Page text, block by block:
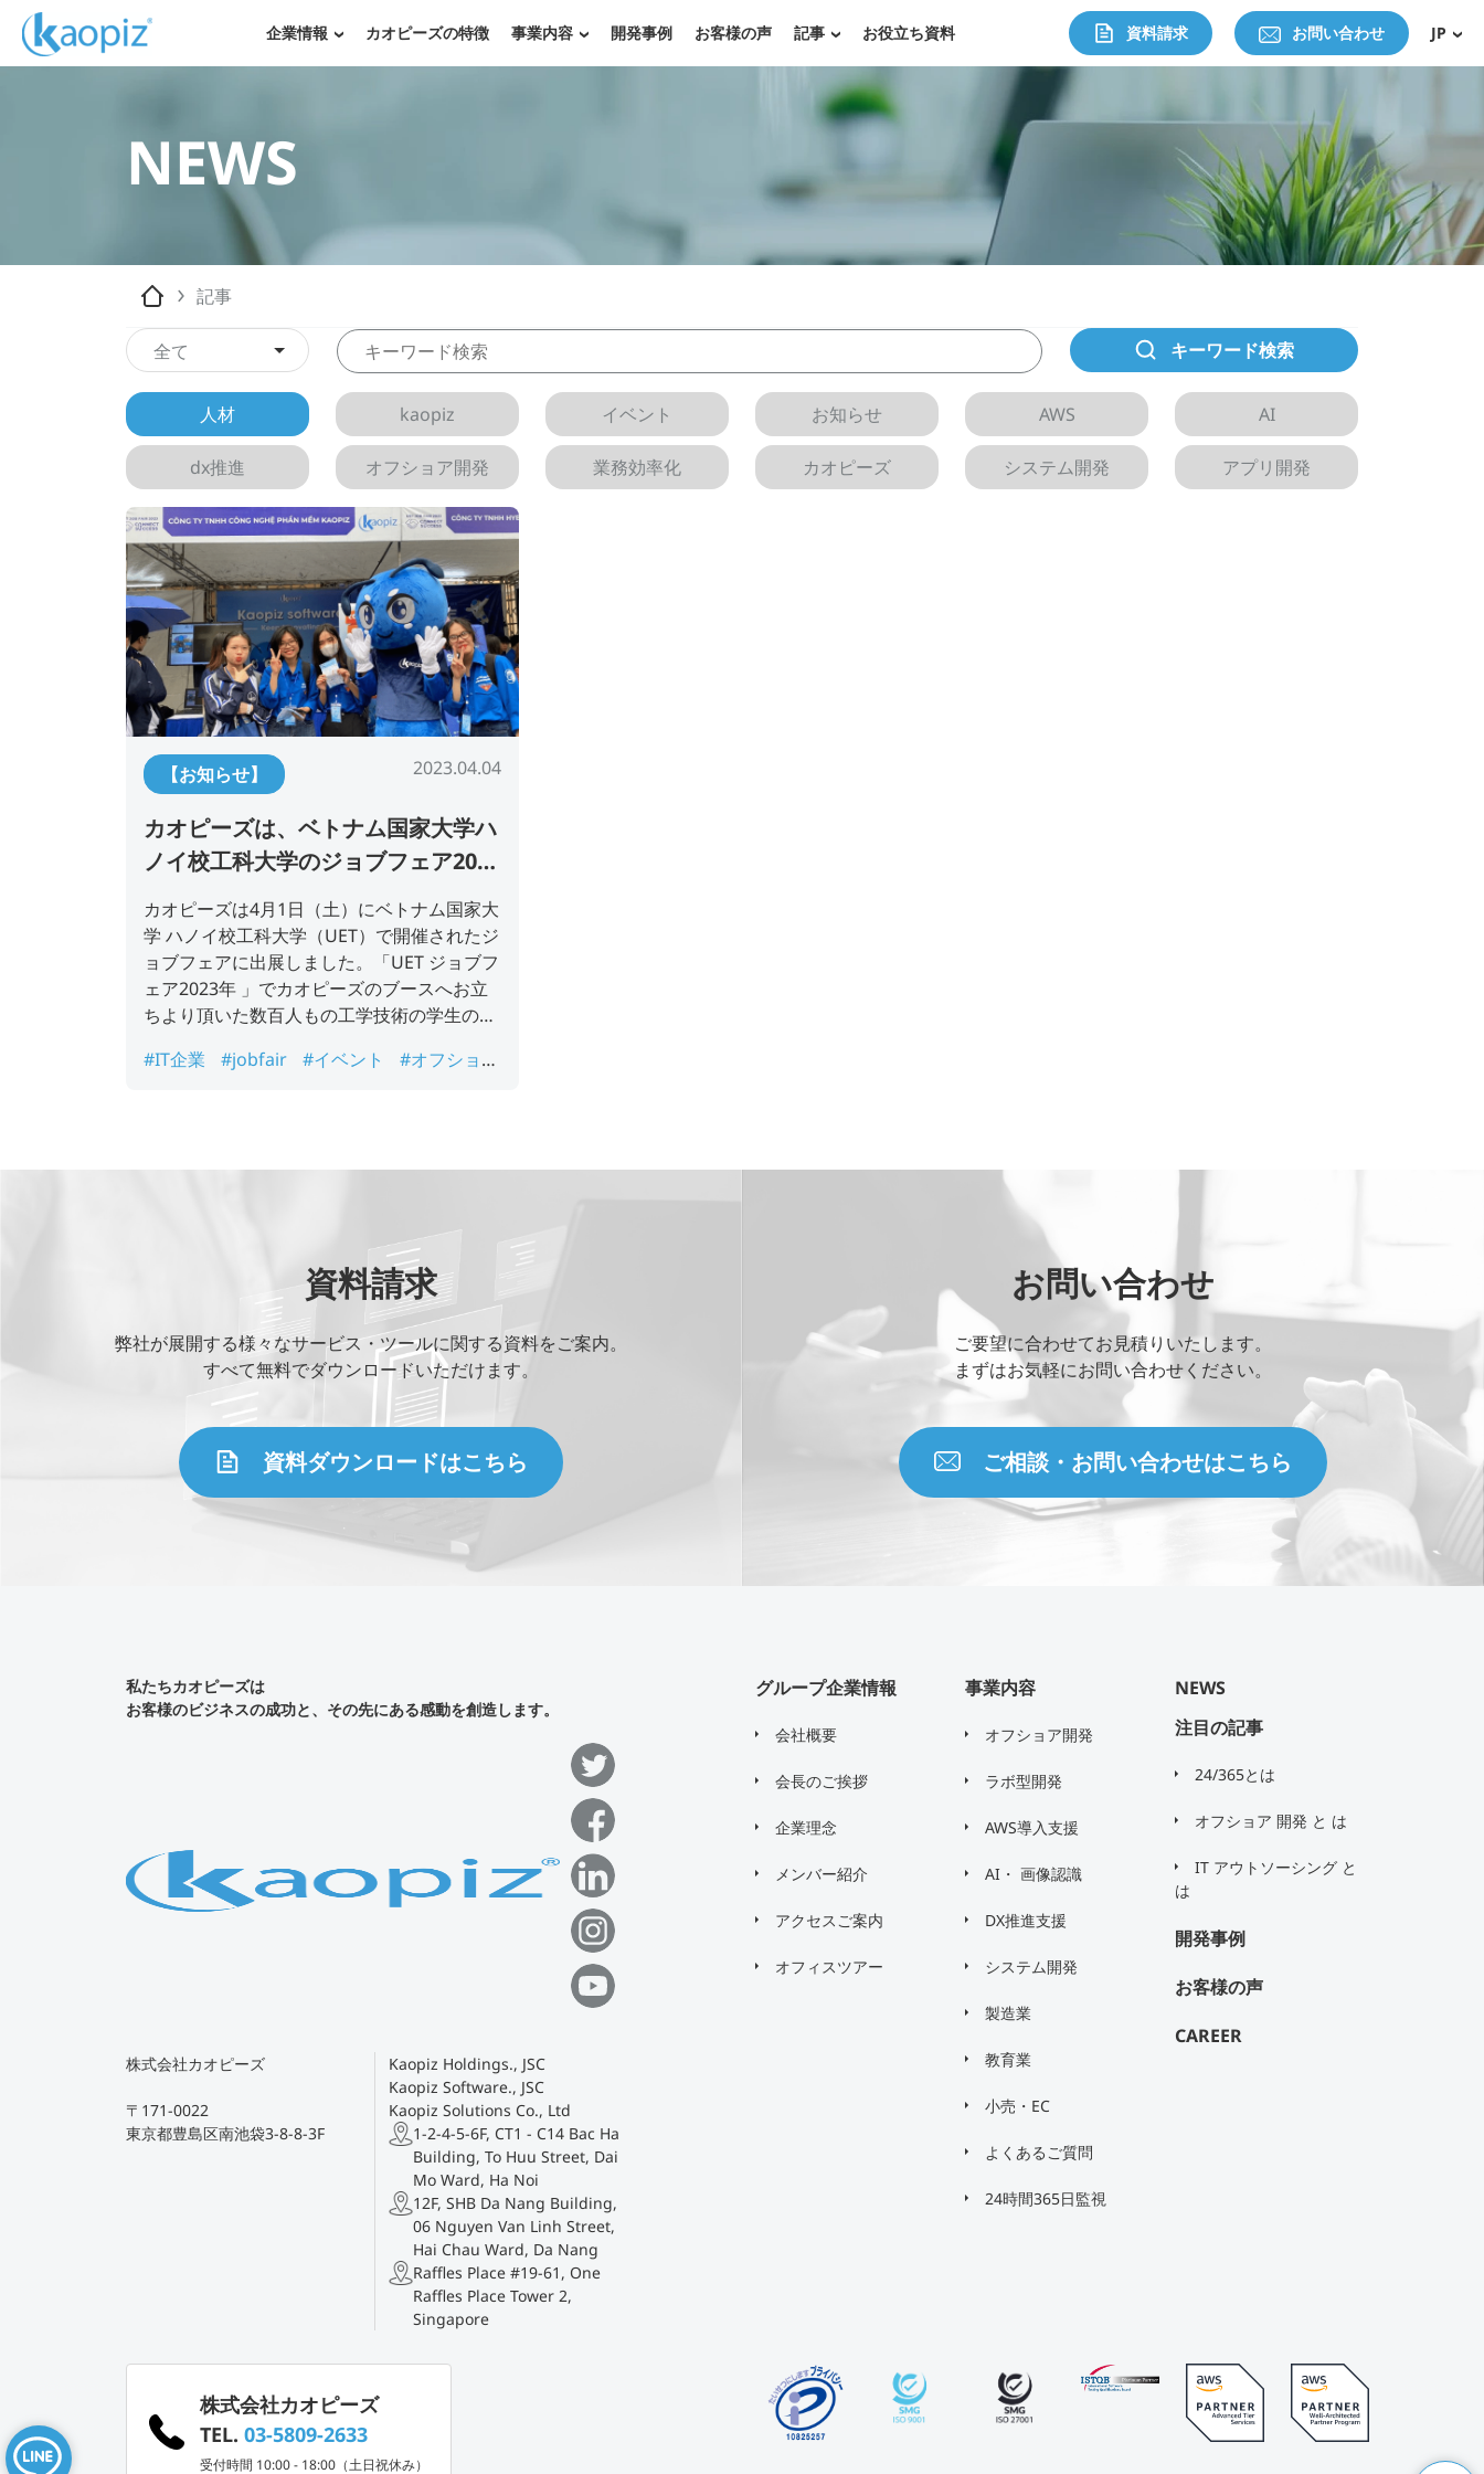
企業情報 カオピーズの特徴 事業内容 開発事例 お客様の声 記事 お役立ち資料 JP
資料請求 お問い合わせ
NEWS
記事
全て キーワード検索
人材 kaopiz イベント お知らせ AWS AI
dx推進 オフショア開発 業務効率化 カオピーズ システム開発 アプリ開発
【お知らせ】 2023.04.04
カオピーズは、ベトナム国家大学ハ
ノイ校工科大学のジョブフェア2023
年に出展しました。
カオピーズは4月1日（土）にベトナム国家大
学 ハノイ校工科大学（UET）で開催されたジ
ョブフェアに出展しました。「UET ジョブフ
ェア2023年 」でカオピーズのブースへお立
ちより頂いた数百人もの工学技術の学生の皆
#IT企業 #jobfair #イベント
#オフショア
資料請求
弊社が展開する様々なサービス・ツールに関する資料をご案内。
すべて無料でダウンロードいただけます。
資料ダウンロードはこちら
お問い合わせ
ご要望に合わせてお見積りいたします。
まずはお気軽にお問い合わせください。
ご相談・お問い合わせはこちら
私たちカオピーズは
お客様のビジネスの成功と、その先にある感動を創造します。
株式会社カオピーズ
〒171-0022
東京都豊島区南池袋3-8-8-3F
Kaopiz Holdings., JSC
Kaopiz Software., JSC
Kaopiz Solutions Co., Ltd
1-2-4-5-6F, CT1 - C14 Bac Ha
Building, To Huu Street, Dai
Mo Ward, Ha Noi
12F, SHB Da Nang Building,
06 Nguyen Van Linh Street,
Hai Chau Ward, Da Nang
Raffles Place #19-61, One
Raffles Place Tower 2,
Singapore
グループ企業情報
会社概要
会長のご挨拶
企業理念
メンバー紹介
アクセスご案内
オフィスツアー
事業内容
オフショア開発
ラボ型開発
AWS導入支援
AI・ 画像認識
DX推進支援
システム開発
製造業
教育業
小売・EC
よくあるご質問
24時間365日監視
NEWS
注目の記事
24/365とは
オフショア 開発 と は
IT アウトソーシング と
は
開発事例
お客様の声
CAREER
株式会社カオピーズ
TEL. 03-5809-2633
受付時間 10:00 - 18:00（土日祝休み）